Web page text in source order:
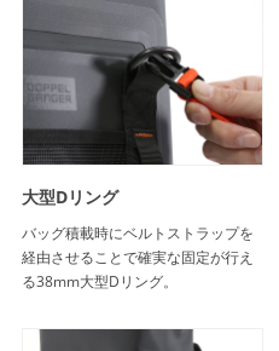
大型Dリング
バッグ積載時にベルトストラップを
経由させることで確実な固定が行え
る38mm大型Dリング。